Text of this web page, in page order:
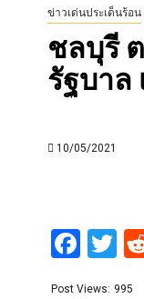
ข่าวเด่นประเด็นร้อน
ชลบุรี
รัฐบาล
10/05/2021
Post Views: 995